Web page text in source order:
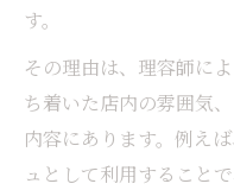
バーバーチェ
コツ
ビジネスに映え
す。
その理由は、理容師に
ち着いた店内の雰囲気
内容にあります。例え
ュとして利用すること